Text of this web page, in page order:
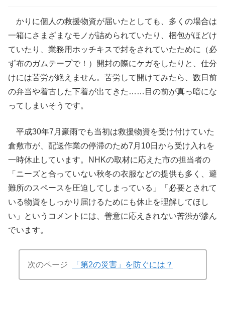
かりに個人の救援物資が届いたとしても、多くの場合は
一箱にさまざまなモノが詰められていたり、梱包がほどけ
ていたり、業務用ホッチキスで封をされていたために（必
ず布のガムテープで！）開封の際にケガをしたりと、仕分
けには苦労が絶えません。苦労して開けてみたら、数日前
の弁当や着古した下着が出てきた……目の前が真っ暗にな
ってしまいそうです。
平成30年7月豪雨でも当初は救援物資を受け付けていた
倉敷市が、配送作業の停滞のため7月10日から受け入れを
一時休止しています。NHKの取材に応えた市の担当者の
「ニーズと合っていない秋冬の衣服などの提供も多く、避
難所のスペースを圧迫してしまっている」「必要とされて
いる物資をしっかり届けるためにも休止を理解してほし
い」というコメントには、善意に応えきれない苦渋が滲ん
でいます。
次のページ 「第2の災害」を防ぐには？